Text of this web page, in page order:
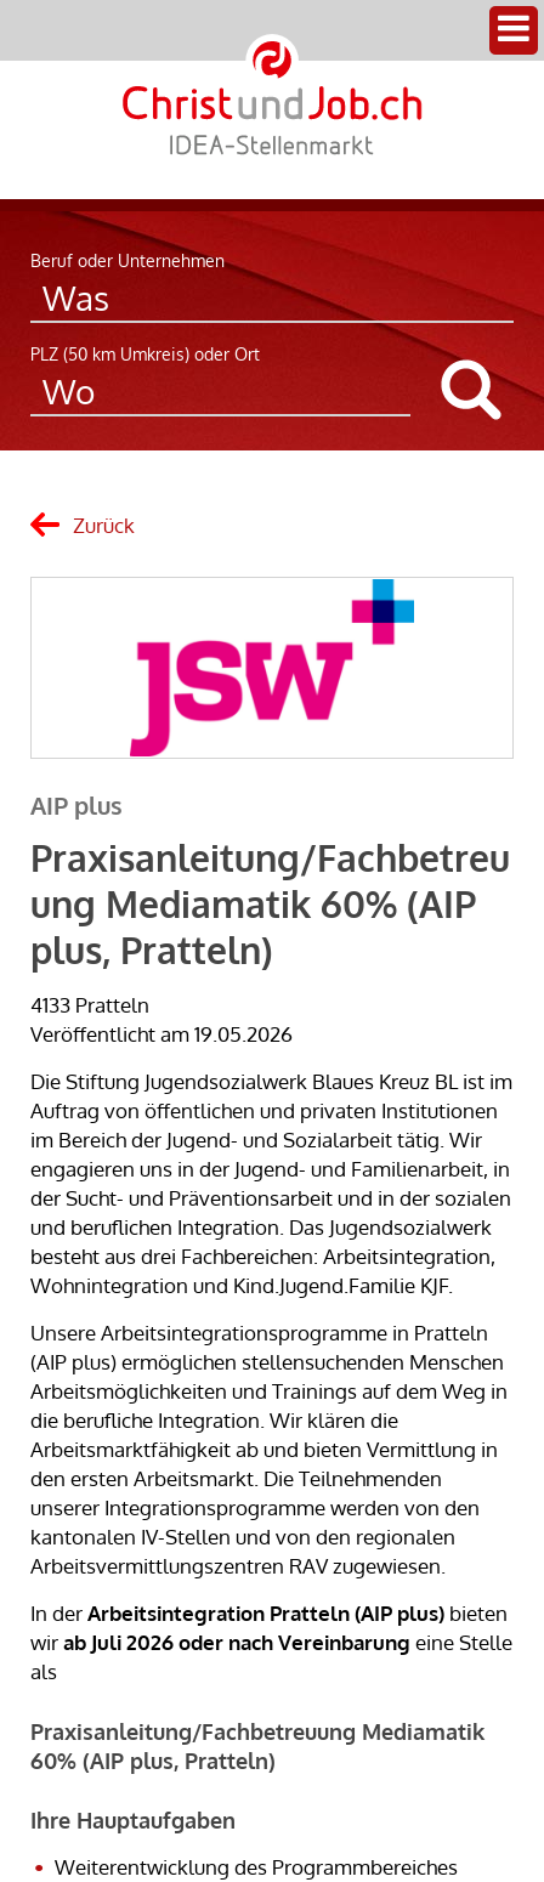
Beruf oder Unternehmen
PLZ (50 km Umkreis) oder Ort
Zurück
AIP plus
Praxisanleitung/Fachbetreu
ung Mediamatik 60% (AIP
plus, Pratteln)
4133 Pratteln
Veröffentlicht am 19.05.2026
Die Stiftung Jugendsozialwerk Blaues Kreuz BL ist im
Auftrag von öffentlichen und privaten Institutionen
im Bereich der Jugend- und Sozialarbeit tätig. Wir
engagieren uns in der Jugend- und Familienarbeit, in
der Sucht- und Präventionsarbeit und in der sozialen
und beruflichen Integration. Das Jugendsozialwerk
besteht aus drei Fachbereichen: Arbeitsintegration,
Wohnintegration und Kind.Jugend.Familie KJF.
Unsere Arbeitsintegrationsprogramme in Pratteln
(AIP plus) ermöglichen stellensuchenden Menschen
Arbeitsmöglichkeiten und Trainings auf dem Weg in
die berufliche Integration. Wir klären die
Arbeitsmarktfähigkeit ab und bieten Vermittlung in
den ersten Arbeitsmarkt. Die Teilnehmenden
unserer Integrationsprogramme werden von den
kantonalen IV-Stellen und von den regionalen
Arbeitsvermittlungszentren RAV zugewiesen.
In derArbeitsintegration Pratteln (AIP plus) bieten
wirab Juli 2026 oder nach Vereinbarung eine Stelle
als
Praxisanleitung/Fachbetreuung Mediamatik
60% (AIP plus, Pratteln)
Ihre Hauptaufgaben
Weiterentwicklung des Programmbereiches